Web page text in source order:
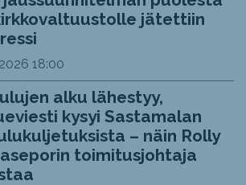
jätettiin
18:00
alku lähestyy,
kysyi Sastamalan
– näin Rolly
toimitusjohtaja